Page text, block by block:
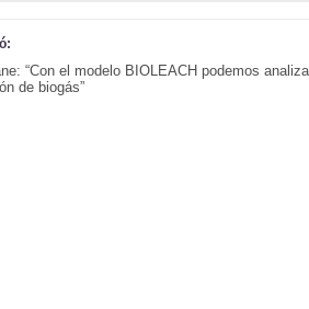
“Con el modelo BIOLEACH podemos
de biogás”